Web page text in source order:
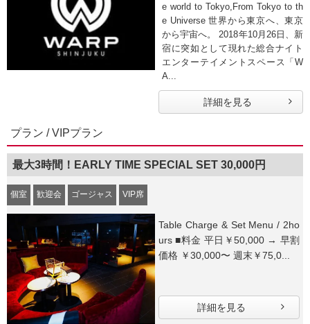
e world to Tokyo,From Tokyo to th
e Universe 世界から東京へ、東京
から宇宙へ。 2018年10月26日、新
宿に突如として現れた総合ナイト
エンターテイメントスペース「W
A...
詳細を見る
プラン / VIPプラン
最大3時間！EARLY TIME SPECIAL SET 30,000円
個室 歓迎会 ゴージャス VIP席
Table Charge & Set Menu / 2ho
urs ■料金 平日￥50,000 → 早割
価格 ￥30,000〜 週末￥75,0...
詳細を見る